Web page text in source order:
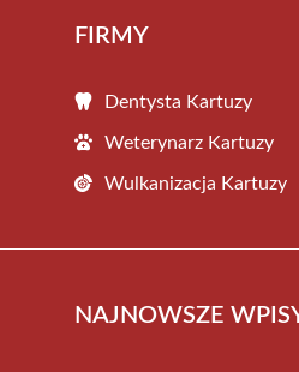
FIRMY
Dentysta Kartuzy
Weterynarz Kartuzy
Wulkanizacja Kartuzy
NAJNOWSZE